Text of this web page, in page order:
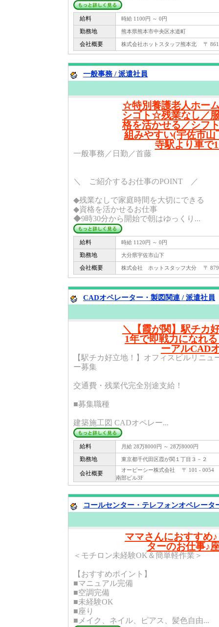
給料 時給 1100円 ～ 0円
勤務地 熊本県熊本市中央区水道町
会社概要 株式会社ホットスタッフ熊本北 〒
一般事務 / 派遣社員
☆特別養護老人ホー
シゴト☆残業なし／
格を活かせる／シフ
組みやすい(宇佐市山
寺駅より車で
一般事務／日勤／首藤
＼ ご紹介するお仕事のPOINT ／
◆残業なしで家庭時間を大切にできる
◆資格を活かせるお仕事
◆9時30分から開始で朝はゆっくり...
給料 時給 1120円 ～ 0円
勤務地 大分県宇佐市山下
会社概要 株式会社 ホットスタッフ大分 〒 879
CADオペレーター・製図関連 / 派遣社員
＼【霞が関】駅チカ
1年で即戦力になれ
ーアルCAD
【駅チカ好立地！】オフィスビルリニ
ー募集
交通費・残業代完全別途支給！
■募集職種
建築施工図 CADオペレー...
給料 月給 28万8000円 ～ 28万8000円
勤務地 東京都千代田区霞が関１丁目３－２
会社概要
オーピーシー株式会社 〒 101 - 0054
南部ビル3F
コールセンター・テレフォンオペレータ
ママさんにおすすめ
ターのお仕事
＜モチロン未経験OK＆簡単軽作業＞
【おすすめポイント】
■マニュアル完備
■空調完備
■未経験OK
■座り
■メイク、ネイル、ピアス、髪色自由...